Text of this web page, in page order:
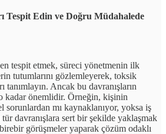
Tespit Edin ve Doğru Müdahalede
tespit etmek, süreci yönetmenin ilk
tutumlarını gözlemleyerek, toksik
tanımlayın. Ancak bu davranışların
kadar önemlidir. Örneğin, kişinin
sorunlardan mı kaynaklanıyor, yoksa iş
davranışlara sert bir şekilde yaklaşmak
görüşmeler yaparak çözüm odaklı